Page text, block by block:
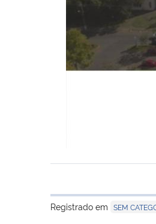
Registrado em SEM